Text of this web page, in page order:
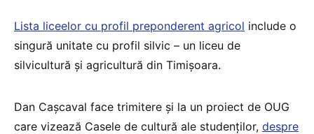
Lista liceelor cu profil preponderent agricol include o
singură unitate cu profil silvic – un liceu de
silvicultură și agricultură din Timișoara.
Dan Cașcaval face trimitere și la un proiect de OUG
care vizează Casele de cultură ale studenților, despre